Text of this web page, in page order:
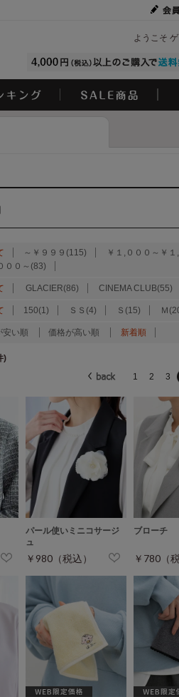
ようこそ
～￥９９９(115) ￥１,０００～￥
００～(83)
GLACIER(86) CINEMA CLUB(55)
150(1) ＳＳ(4) Ｓ(15) Ｍ
安い順 価格が高い順 新着順
)
1
2 3
パール使いミニコサージ
ュ
￥980（税込）
ブローチ
￥780（税